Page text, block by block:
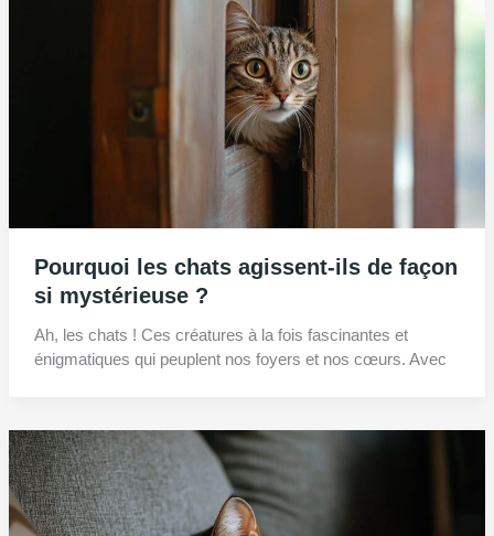
Pourquoi les chats agissent-ils de façon
si mystérieuse ?
Ah, les chats ! Ces créatures à la fois fascinantes et
énigmatiques qui peuplent nos foyers et nos cœurs. Avec